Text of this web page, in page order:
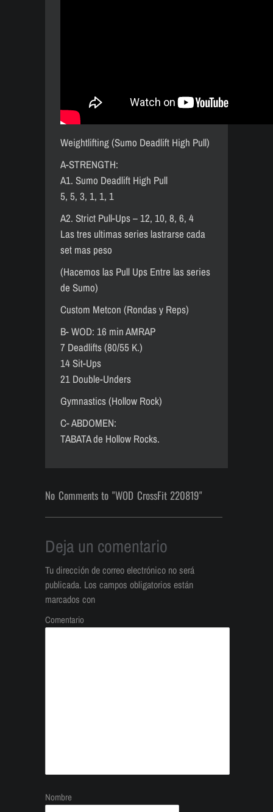
Weightlifting (Sumo Deadlift High Pull)
A-STRENGTH:
A1. Sumo Deadlift High Pull
5, 5, 3, 1, 1, 1
A2. Strict Pull-Ups – 12, 10, 8, 6, 4
Las tres ultimas series lastrarse cada
set mas peso
(Hacemos las Pull Ups Entre las series
de Sumo)
Custom Metcon (Rondas y Reps)
B- WOD: 16 min AMRAP
7 Deadlifts (80/55 K.)
14 Sit-Ups
21 Double-Unders
Gymnastics (Hollow Rock)
C- ABDOMEN:
TABATA de Hollow Rocks.
No Comments to "WOD CrossFit 220819"
Deja un comentario
Tu dirección de correo electrónico no será
publicada. Los campos obligatorios están
marcados con
Comentario
Nombre